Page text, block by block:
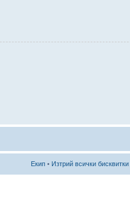
Екип • Изтрий всички бисквитки